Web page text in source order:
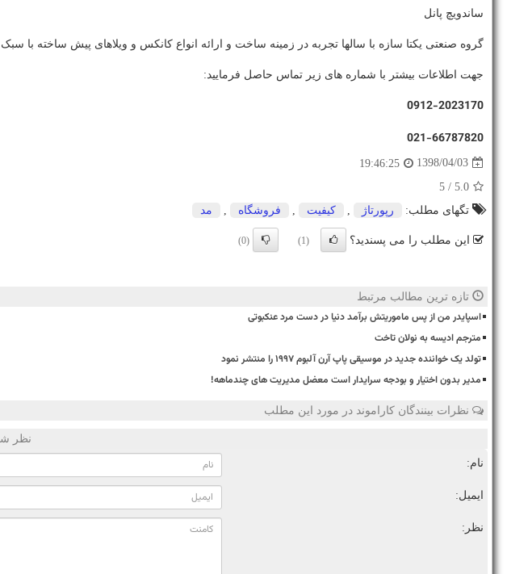
ساندویچ پانل
گروه صنعتی یکتا سازه با سالها تجربه در زمینه ساخت و ارائه انواع کانکس و ویلاهای پیش ساخته
جهت اطلاعات بیشتر با شماره های زیر تماس حاصل فرمایید:
0912-2023170
021-66787820
1398/04/03
19:46:25
5.0
/ 5
تگهای مطلب:
رپورتاژ , كیفیت , فروشگاه , مد
این مطلب را می پسندید؟ (1)
(0)
تازه ترین مطالب مرتبط
اسپایدر من از پس ماموریتش برآمد دنیا در دست مرد عنکبوتی
مترجم ادیسه به نولان تاخت
تولد یک خواننده جدید در موسیقی پاپ آرن آلبوم ۱۹۹۷ را منتشر نمود
مدیر بدون اختیار و بودجه سرایدار است معضل مدیریت های چندماهه!
نظرات بینندگان کاراموند در مورد این مطلب
نظر
نام:
ایمیل:
نظر: